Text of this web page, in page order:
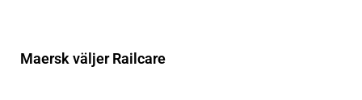
Maersk väljer Railcare